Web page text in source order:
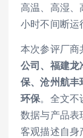
高温、高湿、
小时不间断运
本次参评厂商
公司、福建龙
保、沧州航丰
环保。全文不
数据与产品表
客观描述自身